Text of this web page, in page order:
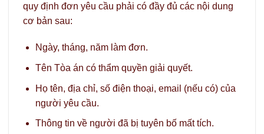
quy định đơn yêu cầu phải có đầy đủ các nội dung
cơ bản sau:
Ngày, tháng, năm làm đơn.
Tên Tòa án có thẩm quyền giải quyết.
Họ tên, địa chỉ, số điện thoại, email (nếu có) của
người yêu cầu.
Thông tin về người đã bị tuyên bố mất tích.